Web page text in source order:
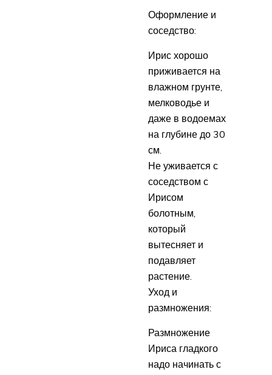
Оформление и
соседство:
Ирис хорошо
приживается на
влажном грунте,
мелководье и
даже в водоемах
на глубине до 30
см.
Не уживается с
соседством с
Ирисом
болотным,
который
вытесняет и
подавляет
растение.
Уход и
размножения:
Размножение
Ириса гладкого
надо начинать с